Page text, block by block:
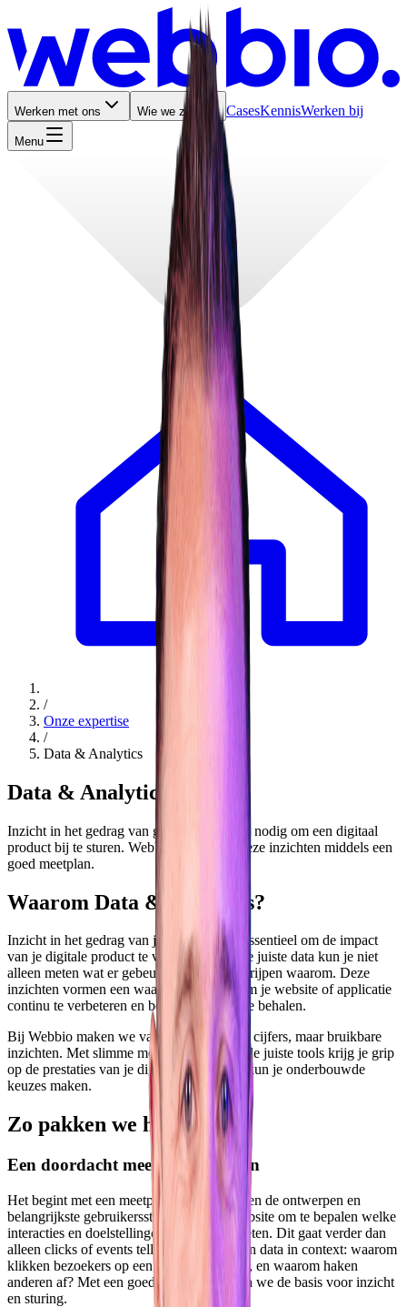
Werken met ons Wie we zijn CasesKennisWerken bij
Menu
/
Onze expertise
/
Data & Analytics
Data & Analytics
Inzicht in het gedrag van gebruikers heb je nodig om een digitaal
product bij te sturen. Webbio zorgt voor deze inzichten middels een
goed meetplan.
Waarom Data & Analytics?
Inzicht in het gedrag van je gebruikers is essentieel om de impact
van je digitale product te vergroten. Met de juiste data kun je niet
alleen meten wat er gebeurt, maar ook begrijpen waarom. Deze
inzichten vormen een waardevolle basis om je website of applicatie
continu te verbeteren en betere resultaten te behalen.
Bij Webbio maken we van data geen losse cijfers, maar bruikbare
inzichten. Met slimme meetstrategieën en de juiste tools krijg je grip
op de prestaties van je digitale product en kun je onderbouwde
keuzes maken.
Zo pakken we het aan
Een doordacht meetplan opstellen
Het begint met een meetplan. We analyseren de ontwerpen en
belangrijkste gebruikersstromen van je website om te bepalen welke
interacties en doelstellingen we moeten meten. Dit gaat verder dan
alleen clicks of events tellen — we plaatsen data in context: waarom
klikken bezoekers op een telefoonnummer, en waarom haken
anderen af? Met een goed meetplan leggen we de basis voor inzicht
en sturing.